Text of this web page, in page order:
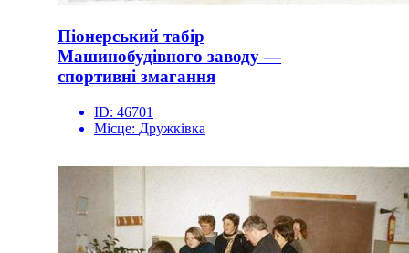
Піонерський табір
Машинобудівного заводу —
спортивні змагання
ID: 46701
Місце: Дружківка